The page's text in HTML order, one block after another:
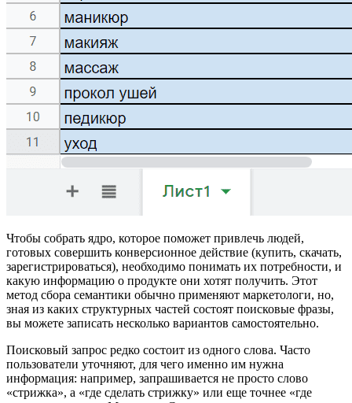
Чтобы собрать ядро, которое поможет привлечь людей,
готовых совершить конверсионное действие (купить, скачать,
зарегистрироваться), необходимо понимать их потребности, и
какую информацию о продукте они хотят получить. Этот
метод сбора семантики обычно применяют маркетологи, но,
зная из каких структурных частей состоят поисковые фразы,
вы можете записать несколько вариантов самостоятельно.
Поисковый запрос редко состоит из одного слова. Часто
пользователи уточняют, для чего именно им нужна
информация: например, запрашивается не просто слово
«стрижка», а «где сделать стрижку» или еще точнее «где